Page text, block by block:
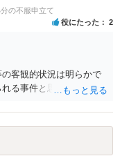
計算シートはあくまで
体的に算定することに
１６１条の２は「人の
かっているため、当該
せん。
の不服申立て
役にたった 2
客観的状況は明らかで
る事件と思います。